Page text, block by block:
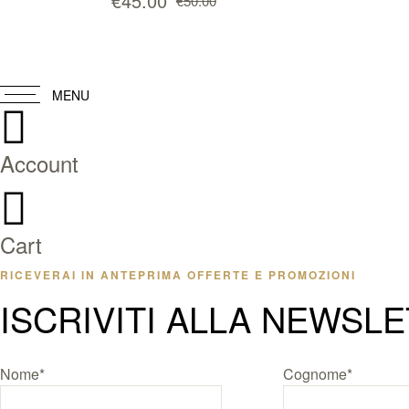
Il
Il
MENU
Account
Cart
ISCRIVITI ALLA
RICEVERAI IN ANTEPRIMA OFFERTE E PROMOZIONI
Nome* Cognome*